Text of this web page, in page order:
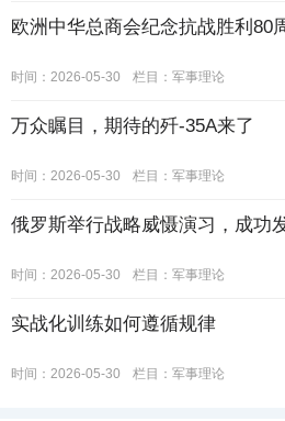
欧洲中华总商会纪念抗战胜利80
时间：2026-05-30 栏目： 军事理论
万众瞩目，期待的歼-35A来了
时间：2026-05-30 栏目： 军事理论
俄罗斯举行战略威慑演习，成功
时间：2026-05-30 栏目： 军事理论
实战化训练如何遵循规律
时间：2026-05-30 栏目： 军事理论